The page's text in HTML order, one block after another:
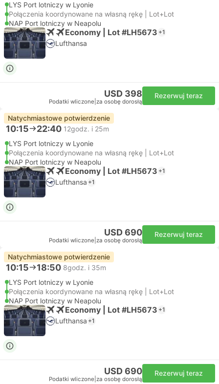
LYS Port lotniczy w Lyonie
Połączenia koordynowane na własną rękę | Lot+Lot
NAP Port lotniczy w Neapolu
Economy | Lot #LH5673 +1
Lufthansa
USD 398
Podatki wliczone za osobę dorosłą
Rezerwuj teraz
Natychmiastowe potwierdzenie
10:15 22:40 12godz. i 25m
LYS Port lotniczy w Lyonie
Połączenia koordynowane na własną rękę | Lot+Lot
NAP Port lotniczy w Neapolu
Economy | Lot #LH5673 +1
Lufthansa +1
USD 690
Podatki wliczone za osobę dorosłą
Rezerwuj teraz
Natychmiastowe potwierdzenie
10:15 18:50 8godz. i 35m
LYS Port lotniczy w Lyonie
Połączenia koordynowane na własną rękę | Lot+Lot
NAP Port lotniczy w Neapolu
Economy | Lot #LH5673 +1
Lufthansa +1
USD 690
Podatki wliczone za osobę dorosłą
Rezerwuj teraz